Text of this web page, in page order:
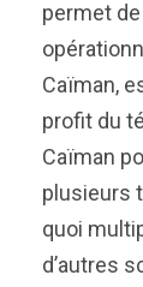
permet
Caïman,
profit du
Caïman
plusieurs
quoi
d’autres